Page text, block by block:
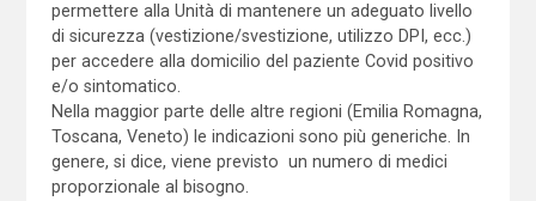
permettere alla Unità di mantenere un adeguato livello
di sicurezza (vestizione/svestizione, utilizzo DPI, ecc.)
per accedere alla domicilio del paziente Covid positivo
e/o sintomatico.
Nella maggior parte delle altre regioni (Emilia Romagna,
Toscana, Veneto) le indicazioni sono più generiche. In
genere, si dice, viene previsto un numero di medici
proporzionale al bisogno.